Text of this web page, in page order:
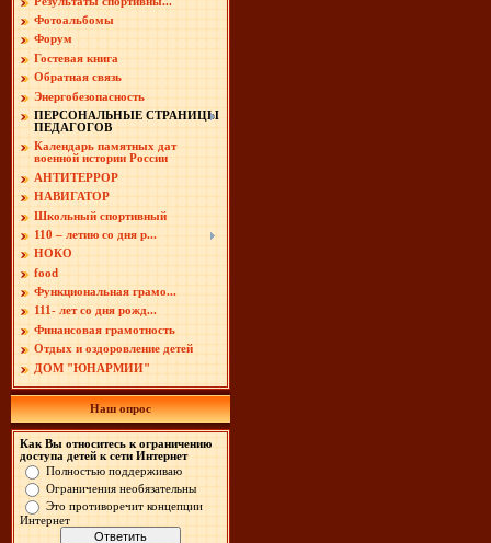
Фотоальбомы
Форум
Гостевая книга
Обратная связь
Энергобезопасность
ПЕРСОНАЛЬНЫЕ СТРАНИЦЫ
ПЕДАГОГОВ
Календарь памятных дат
военной истории России
АНТИТЕРРОР
НАВИГАТОР
Школьный спортивный
110 – летию со дня р...
НОКО
food
Функциональная грамо...
111- лет со дня рожд...
Финансовая грамотность
Отдых и оздоровление детей
ДОМ "ЮНАРМИИ"
Наш опрос
Как Вы относитесь к ограничению
доступа детей к сети Интернет
Полностью поддерживаю
Ограничения необязательны
Это противоречит концепции
Интернет